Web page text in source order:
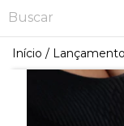
Início /